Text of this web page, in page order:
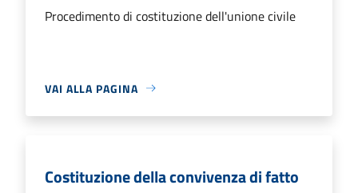
Procedimento di costituzione dell'unione civile
VAI ALLA PAGINA
Costituzione della convivenza di fatto